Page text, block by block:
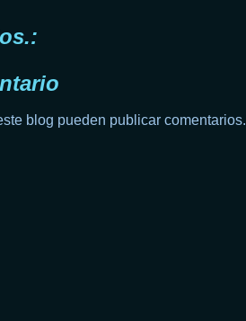
blog pueden publicar comentarios.